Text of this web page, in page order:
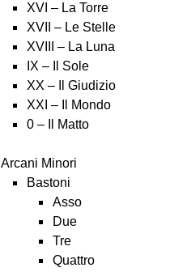
XVI – La Torre
XVII – Le Stelle
XVIII – La Luna
IX – Il Sole
XX – Il Giudizio
XXI – Il Mondo
0 – Il Matto
Arcani Minori
Bastoni
Asso
Due
Tre
Quattro